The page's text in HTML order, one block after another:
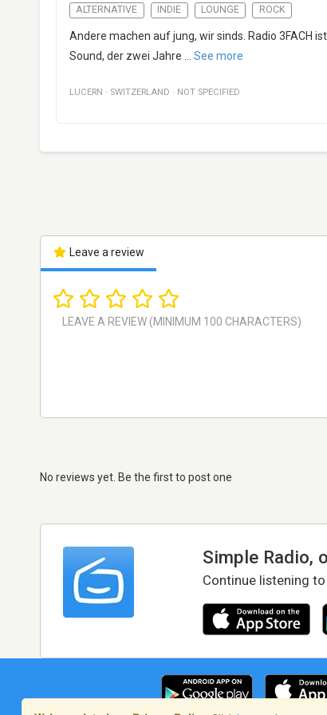
ALTERNATIVE INDIE LOUNGE ROCK
Andere machen auf jung, wir sinds. Radio 3FACH
Sound, der zwei Jahre
See more
LUCERN · SWITZERLAND · NOT SPECIFIED
Leave a review
No reviews yet. Be the first to post one
Simple Radio,
Continue listening